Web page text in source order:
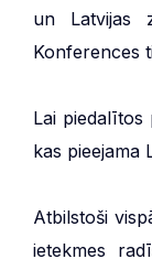
un Latvijas
Konferences
Lai piedalītos
kas pieejama
Atbilstoši
ietekmes